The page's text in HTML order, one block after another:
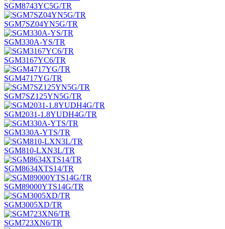
SGM8743YC5G/TR
SGM7SZ04YN5G/TR
SGM330A-YS/TR
SGM3167YC6/TR
SGM4717YG/TR
SGM7SZ125YN5G/TR
SGM2031-1.8YUDH4G/TR
SGM330A-YTS/TR
SGM810-LXN3L/TR
SGM8634XTS14/TR
SGM89000YTS14G/TR
SGM3005XD/TR
SGM723XN6/TR